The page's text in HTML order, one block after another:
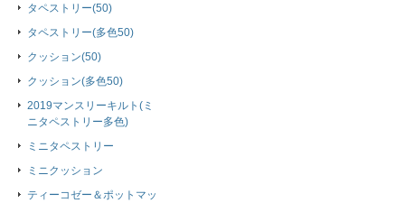
タペストリー(50)
タペストリー(多色50)
クッション(50)
クッション(多色50)
2019マンスリーキルト(ミ
ニタペストリー多色)
ミニタペストリー
ミニクッション
ティーコゼー＆ポットマッ